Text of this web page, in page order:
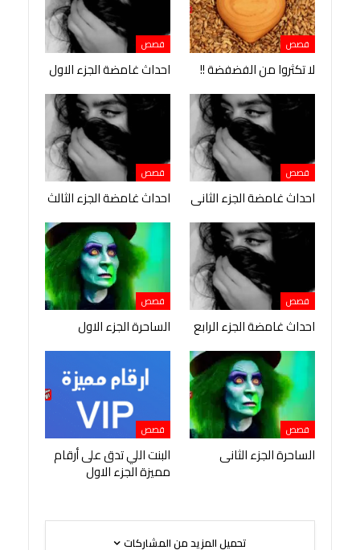
قصص
لا تكثروا من الفضفضة !!
قصص
احداث غامضة الجزء الاول
قصص
احداث غامضة الجزء الثانى
قصص
احداث غامضة الجزء الثالث
قصص
احداث غامضة الجزء الرابع
قصص
الساحرة الجزء الاول
قصص
الساحرة الجزء الثانى
قصص
البنت اللي تدق على أرقام
مميزة الجزء الاول
تحميل المزيد من المشاركات